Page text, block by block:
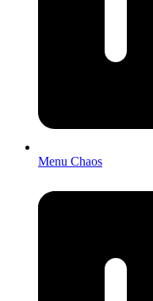
Menu Chaos